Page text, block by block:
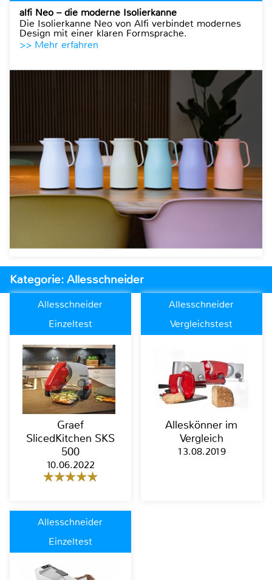
alfi Neo – die moderne Isolierkanne
Die Isolierkanne Neo von Alfi verbindet modernes
Design mit einer klaren Formsprache.
>> Mehr erfahren
Kategorie: Allesschneider
Allesschneider
Einzeltest
Graef
SlicedKitchen SKS
500
10.06.2022
Allesschneider
Vergleichstest
Alleskönner im
Vergleich
13.08.2019
Allesschneider
Einzeltest